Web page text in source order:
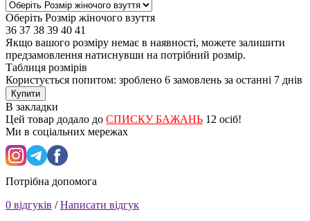
Оберіть Розмір жіночого взуття
36 37 38 39 40 41
Якщо вашого розміру немає в наявності, можете залишити
предзамовлення натиснувши на потрібний розмір.
Таблиця розмірів
Користується попитом: зроблено 6 замовлень за останні 7 днів
Купити
В закладки
Цей товар додало до СПИСКУ БАЖАНЬ 12 осіб!
Ми в соціальних мережах
Потрібна допомога
0 відгуків /Написати відгук